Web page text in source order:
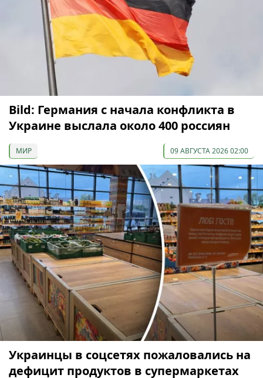
Bild: Германия с начала конфликта в
Украине выслала около 400 россиян
МИР 09 АВГУСТА 2026 02:00
Украинцы в соцсетях пожаловались на
дефицит продуктов в супермаркетах